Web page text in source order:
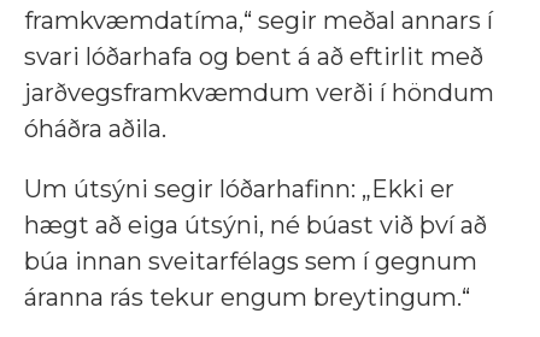
framkvæmdatíma,“ segir meðal annars í
svari lóðarhafa og bent á að eftirlit með
jarðvegsframkvæmdum verði í höndum
óháðra aðila.
Um útsýni segir lóðarhafinn: „Ekki er
hægt að eiga útsýni, né búast við því að
búa innan sveitarfélags sem í gegnum
áranna rás tekur engum breytingum.“